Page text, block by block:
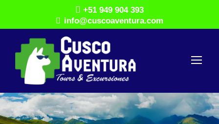
+51 949 904 393
info@cuscoaventura.com